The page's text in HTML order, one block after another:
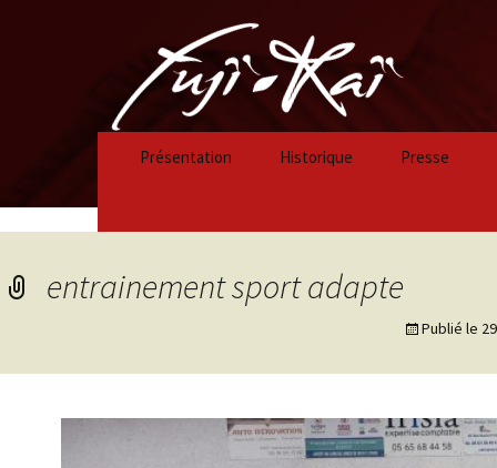
Présentation Historique
Historique 2021/2022
Historique 2018/2019
Presse
entrainement sport adapte
Publié le